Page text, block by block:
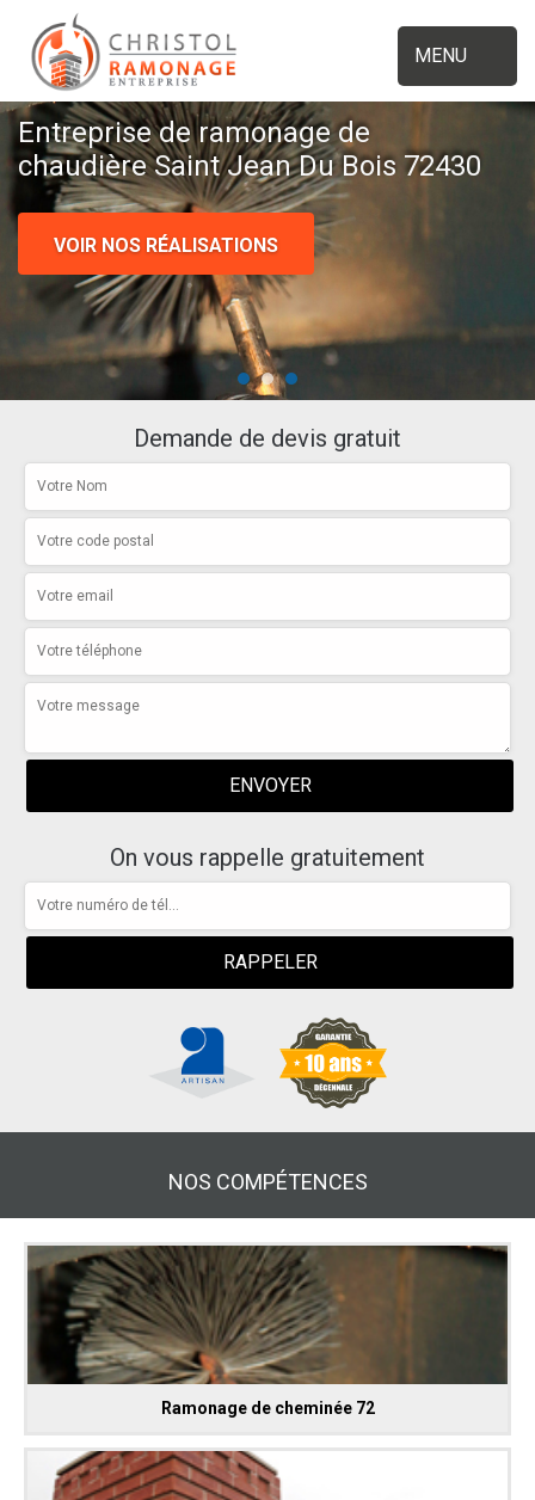
MENU
Entreprise de ramonage de
chaudière Saint Jean Du Bois 72430
VOIR NOS RÉALISATIONS
Demande de devis gratuit
On vous rappelle gratuitement
NOS COMPÉTENCES
Ramonage de cheminée 72